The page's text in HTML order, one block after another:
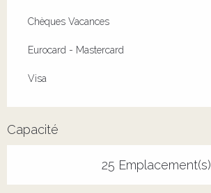
Chèques Vacances
Eurocard - Mastercard
Visa
Capacité
25 Emplacement(s)